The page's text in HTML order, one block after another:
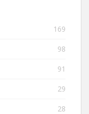
169
98
91
29
28